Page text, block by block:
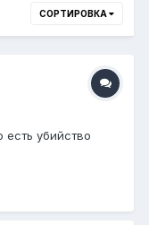
СОРТИРОВКА
есть убийство